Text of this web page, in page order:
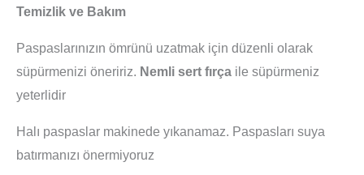
Temizlik ve Bakım
Paspaslarınızın ömrünü uzatmak için düzenli olarak
süpürmenizi öneririz. Nemli sert fırça ile süpürmeniz
yeterlidir
Halı paspaslar makinede yıkanamaz. Paspasları suya
batırmanızı önermiyoruz